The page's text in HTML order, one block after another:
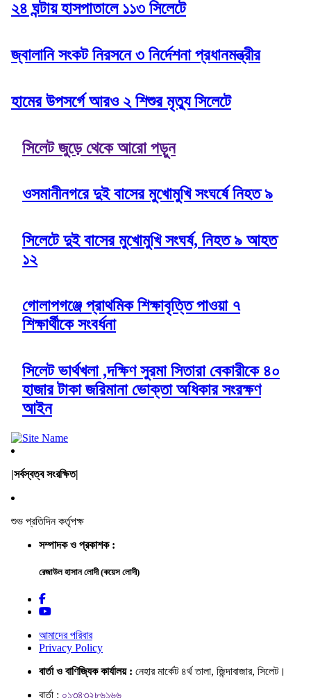
২৪ ঘন্টায় হাসপাতালে ১১৩ সিলেটে
জ্বালানি সংকট নিরসনে ৩ নির্দেশনা প্রধানমন্ত্রীর
হামের উপসর্গে আরও ২ শিশুর মৃত্যু সিলেটে
সিলেট জুড়ে থেকে আরো পড়ুন
ওসমানীনগরে দুই বাসের মুখোমুখি সংঘর্ষে নিহত ৯
সিলেটে দুই বাসের মুখোমুখি সংঘর্ষ, নিহত ৯ আহত
১২
গোলাপগঞ্জে প্রাথমিক শিক্ষাবৃত্তি পাওয়া ৭
শিক্ষার্থীকে সংবর্ধনা
সিলেট ভার্থখলা ,দক্ষিণ সুরমা সিতারা বেকারীকে ৪০
হাজার টাকা জরিমানা ভোক্তা অধিকার সংরক্ষণ
আইন
|সর্বস্বত্ব সংরক্ষিত|
শুভ প্রতিদিন কর্তৃপক্ষ
সম্পাদক ও প্রকাশক :
রেজাউল হাসান লোদী (কয়েস লোদী)
আমাদের পরিবার
Privacy Policy
বার্তা ও বাণিজ্যিক কার্যালয় : নেহার মার্কেট ৪র্থ তালা, জিন্দাবাজার, সিলেট।
বার্তা : ০১৩৪৩২৮৬১৬৬